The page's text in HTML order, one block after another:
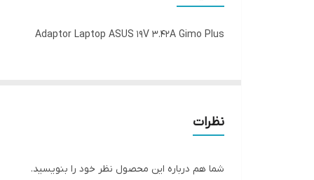
Adaptor Laptop ASUS 19V 3.42A Gimo Plus
نظرات
شما هم درباره این محصول نظر خود را بنویسید.